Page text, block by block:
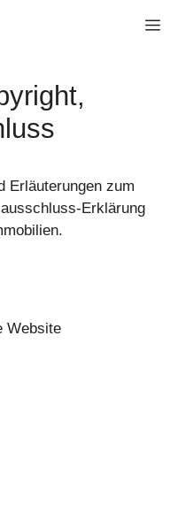
Erläuterungen zum
Erklärung
Website